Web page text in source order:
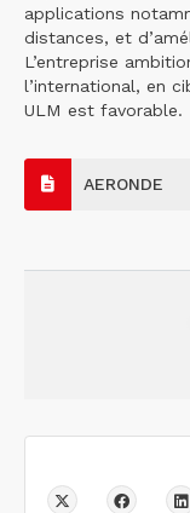
applications
distances, et
L’entreprise
l’international, en
ULM est favorable.
AERONDE